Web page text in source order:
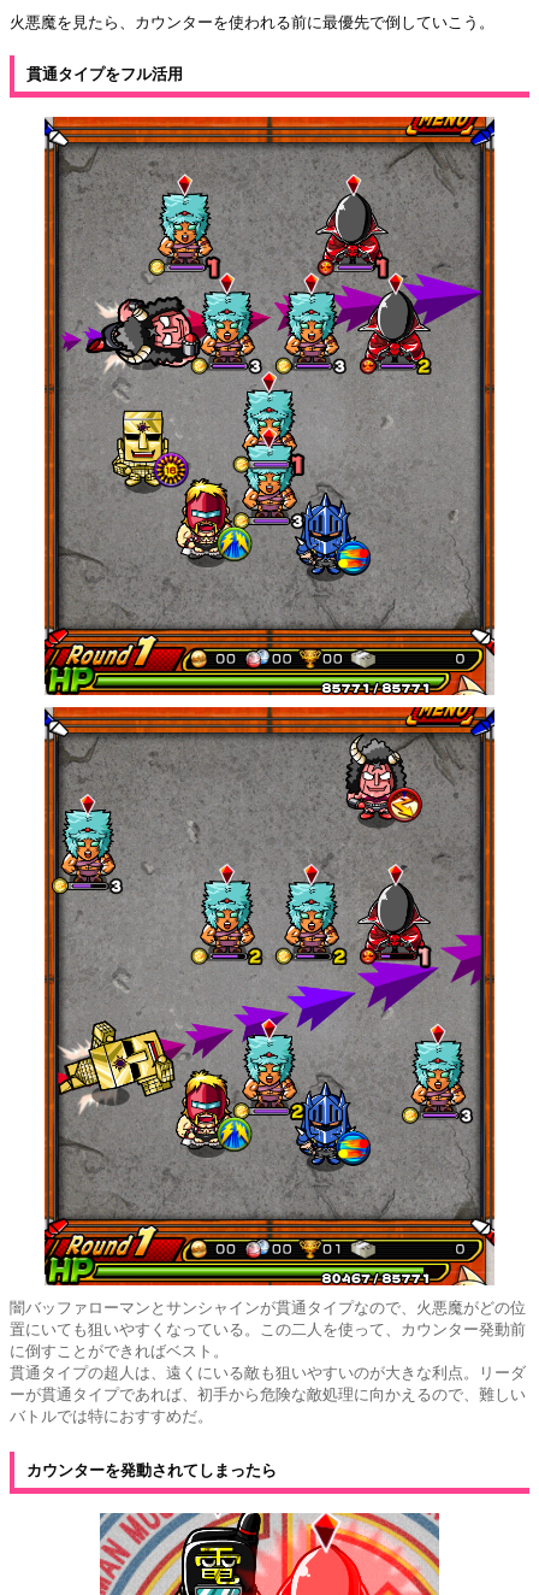
火悪魔を見たら、カウンターを使われる前に最優先で倒していこう。
貫通タイプをフル活用
闇バッファローマンとサンシャインが貫通タイプなので、火悪魔がどの位
置にいても狙いやすくなっている。この二人を使って、カウンター発動前
に倒すことができればベスト。
貫通タイプの超人は、遠くにいる敵も狙いやすいのが大きな利点。リーダ
ーが貫通タイプであれば、初手から危険な敵処理に向かえるので、難しい
バトルでは特におすすめだ。
カウンターを発動されてしまったら